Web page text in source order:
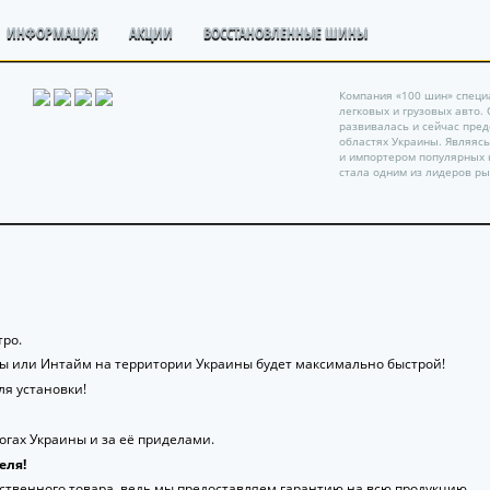
ИНФОРМАЦИЯ АКЦИИ ВОССТАНОВЛЕННЫЕ ШИНЫ
Компания «100 шин»
легковых и грузовых
развивалась и сейчас
областях Украины.
и импортером популярных
стала одним из лидеров
или Интайм на территории Украины будет максимально быстрой!
установки!
Украины и за её приделами.